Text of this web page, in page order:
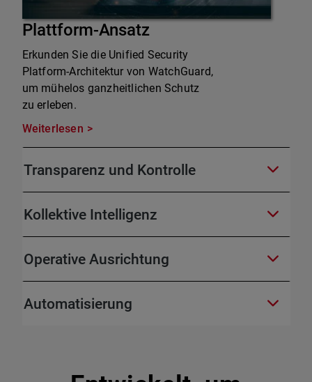
Plattform-Ansatz
Erkunden Sie die Unified Security
Platform-Architektur von WatchGuard,
um mühelos ganzheitlichen Schutz
zu erleben.
Weiterlesen
Transparenz und Kontrolle
Kollektive Intelligenz
Operative Ausrichtung
Automatisierung